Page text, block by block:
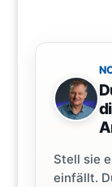
Stell sie
einfällt.